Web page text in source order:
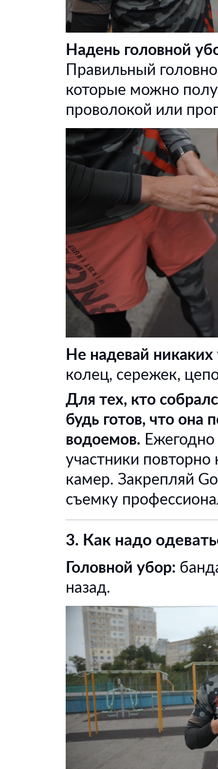
Надень головной
Правильный
которые можно
проволокой или
Не надевай
колец, сережек,
Для тех, кто
будь готов, что она
водоемов.
участники
камер. Закрепляй
съемку
3. Как надо
Головной убор:
назад.